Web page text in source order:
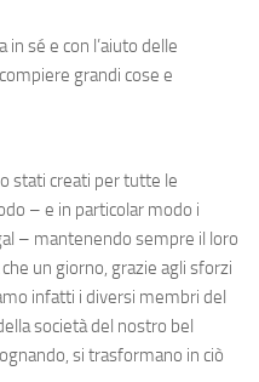
sé e con l’aiuto delle
grandi cose e
stati creati per tutte le
– e in particolar modo i
– mantenendo sempre il loro
un giorno, grazie agli sforzi
infatti i diversi membri del
società del nostro bel
si trasformano in ciò